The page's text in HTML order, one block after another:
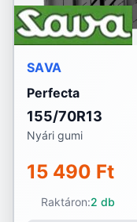
SAVA
Perfecta
155/70R13
Nyári gumi
15 490 Ft
Raktáron:2 db